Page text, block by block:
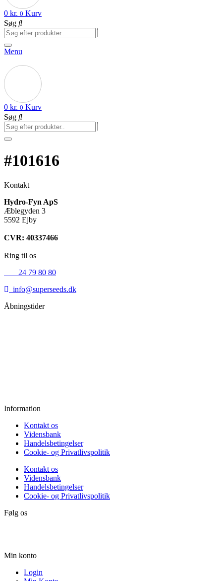
0 kr. 0 Kurv
Søg
Menu
0 kr. 0 Kurv
Søg
#101616
Kontakt
Hydro-Fyn ApS
Æblegyden 3
5592 Ejby
CVR: 40337466
Ring til os
24 79 80 80
info@superseeds.dk
Åbningstider
Information
Kontakt os
Vidensbank
Handelsbetingelser
Cookie- og Privatlivspolitik
Kontakt os
Vidensbank
Handelsbetingelser
Cookie- og Privatlivspolitik
Følg os
Min konto
Login